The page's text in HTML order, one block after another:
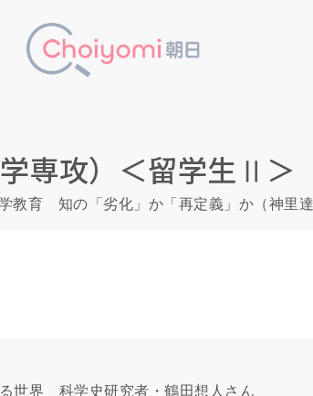
専攻）＜留学生Ⅱ＞
教育 知の「劣化」か「再定義」か（神里
世界 科学史研究者・鶴田想人さん